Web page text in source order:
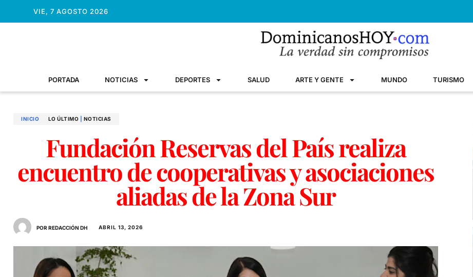
VIE, 7 AGOSTO 2026
PORTADA NOTICIAS DEPORTES SALUD ARTE Y GENTE MUNDO TURISMO
INICIO LO ÚLTIMO NOTICIAS
Fundación Reservas del País realiza
encuentro de cooperativas y asociaciones
aliadas de la Zona Sur
POR REDACCIÓN DH ABRIL 13, 2026